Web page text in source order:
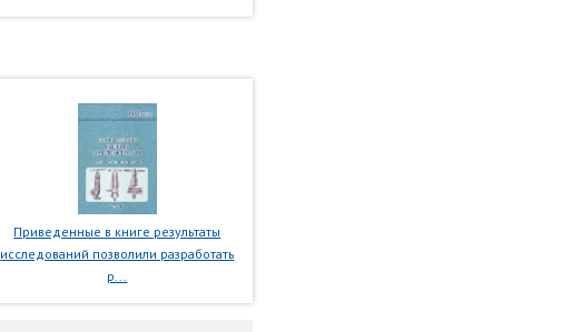
Приведенные в книге результаты
исследований позволили разработать
р...